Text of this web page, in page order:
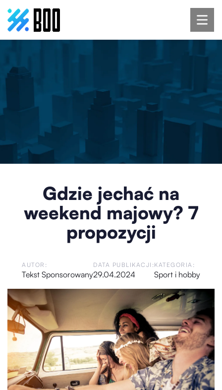
Gdzie jechać na
weekend majowy? 7
propozycji
AUTOR:
Tekst Sponsorowany
DATA PUBLIKACJI:
29.04.2024
KATEGORIA:
Sport i hobby